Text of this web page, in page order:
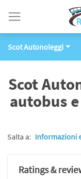
Scot Autonoleggi
Scot
autobus
Salta a: Informazioni
Ratings &